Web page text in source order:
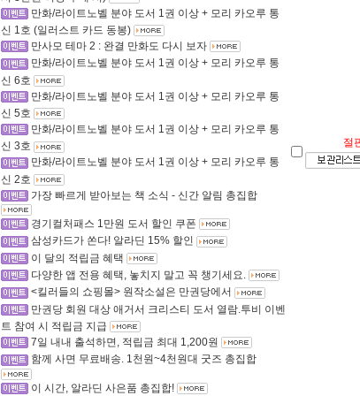
만화/라이트노벨 분야 도서 1권 이상 + 모리 카오루 통
신 1호 (일러스트 카드 동봉)
만사모 테마 2 : 완결 만화도 다시 보자
만화/라이트노벨 분야 도서 1권 이상 + 모리 카오루 통
신 6호
만화/라이트노벨 분야 도서 1권 이상 + 모리 카오루 통
신 5호
만화/라이트노벨 분야 도서 1권 이상 + 모리 카오루 통
신 3호
만화/라이트노벨 분야 도서 1권 이상 + 모리 카오루 통
신 2호
가장 빠르게 받아보는 책 소식 - 신간 알림 총집합
경기컬처패스 1만원 도서 할인 쿠폰
삼성카드가 쏜다! 알라딘 15% 할인
이 달의 적립금 혜택
다양한 앱 전용 혜택, 놓치지 말고 꼭 챙기세요.
<킬러들의 쇼핑몰> 원작소설은 만권당에서
만권당 회원 대상 애거서 크리스티 도서 열람.투비 이벤
트 참여 시 적립금 지급
7일 내내 출석하면, 적립금 최대 1,200원
함께 사면 무료배송. 1천원~4천원대 굿즈 총집합
이 시간, 알라딘 사은품 총집합!
절